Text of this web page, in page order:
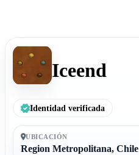
Iceend
Identidad verificada
UBICACIÓN
Region Metropolitana, Chile